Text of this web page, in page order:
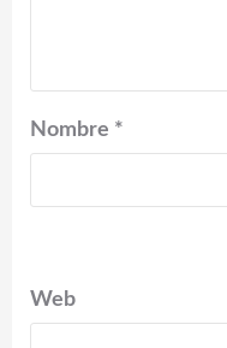
Nombre *
Web